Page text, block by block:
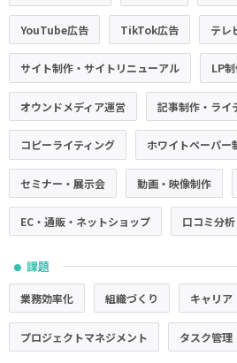
YouTube広告 TikTok広告 テレ
サイト制作・サイトリニューアル LP
オウンドメディア運営 記事制作・ライ
コピーライティング ホワイトペーパー
セミナー・展示会 動画・映像制作
EC・通販・ネットショップ 口コミ分
● 課題
業務効率化 組織づくり キャリア
プロジェクトマネジメント タスク管理